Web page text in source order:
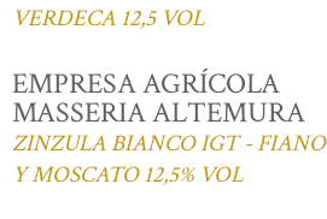
VERDECA 12,5 VOL
EMPRESA AGRÍCOLA
MASSERIA ALTEMURA
ZINZULA BIANCO IGT - FIANO
Y MOSCATO 12,5% VOL